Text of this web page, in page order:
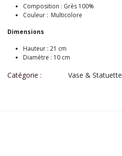
Composition : Grès 100%
Couleur : Multicolore
Dimensions
Hauteur : 21 cm
Diamètre : 10 cm
Catégorie : Vase & Statuette